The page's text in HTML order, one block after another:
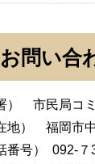
問い合
） 市民局コ
地） 福岡市
番号） 092-７